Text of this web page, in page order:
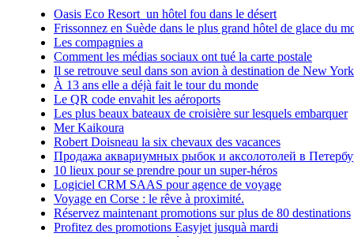
Oasis Eco Resort un hôtel fou dans le désert
Frissonnez en Suède dans le plus grand hôtel de glace du
Les compagnies a
Comment les médias sociaux ont tué la carte postale
Il se retrouve seul dans son avion à destination de New York
À 13 ans elle a déjà fait le tour du monde
Le QR code envahit les aéroports
Les plus beaux bateaux de croisière sur lesquels embarquer
Mer Kaikoura
Robert Doisneau la six chevaux des vacances
Продажа аквариумных рыбок и аксолотолей в
10 lieux pour se prendre pour un super-héros
Logiciel CRM SAAS pour agence de voyage
Voyage en Corse : le rêve à proximité.
Réservez maintenant promotions sur plus de 80 destinations
Profitez des promotions Easyjet jusquà mardi